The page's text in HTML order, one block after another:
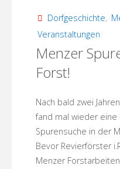
für
Dorfgeschichte,
Veranstaltungen
Menzer
Forst!
Nach bald zwei
fand mal wieder eine
Spurensuche in der
Bevor Revierförster
Menzer